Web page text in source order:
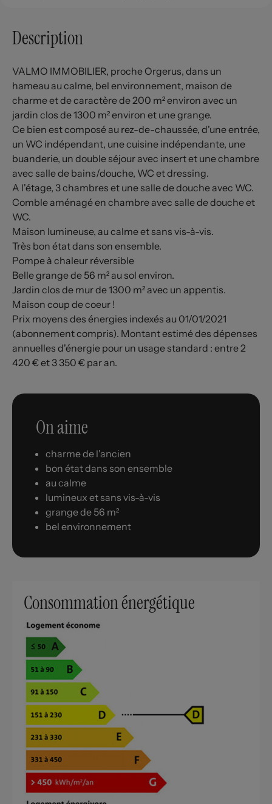
Description
VALMO IMMOBILIER, proche Orgerus, dans un
hameau au calme, bel environnement, maison de
charme et de caractère de 200 m² environ avec un
jardin clos de 1300 m² environ et une grange.
Ce bien est composé au rez-de-chaussée, d'une entrée,
un WC indépendant, une cuisine indépendante, une
buanderie, un double séjour avec insert et une chambre
avec salle de bains/douche, WC et dressing.
A l'étage, 3 chambres et une salle de douche avec WC.
Comble aménagé en chambre avec salle de douche et
WC.
Maison lumineuse, au calme et sans vis-à-vis.
Très bon état dans son ensemble.
Pompe à chaleur réversible
Belle grange de 56 m² au sol environ.
Jardin clos de mur de 1300 m² avec un appentis.
Maison coup de coeur !
Prix moyens des énergies indexés au 01/01/2021
(abonnement compris). Montant estimé des dépenses
annuelles d'énergie pour un usage standard : entre 2
420 € et 3 350 € par an.
On aime
charme de l'ancien
bon état dans son ensemble
au calme
lumineux et sans vis-à-vis
grange de 56 m²
bel environnement
Consommation énergétique